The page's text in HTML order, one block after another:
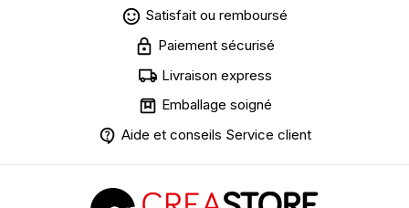
Satisfait ou remboursé
Paiement sécurisé
Livraison express
Emballage soigné
Aide et conseils Service client